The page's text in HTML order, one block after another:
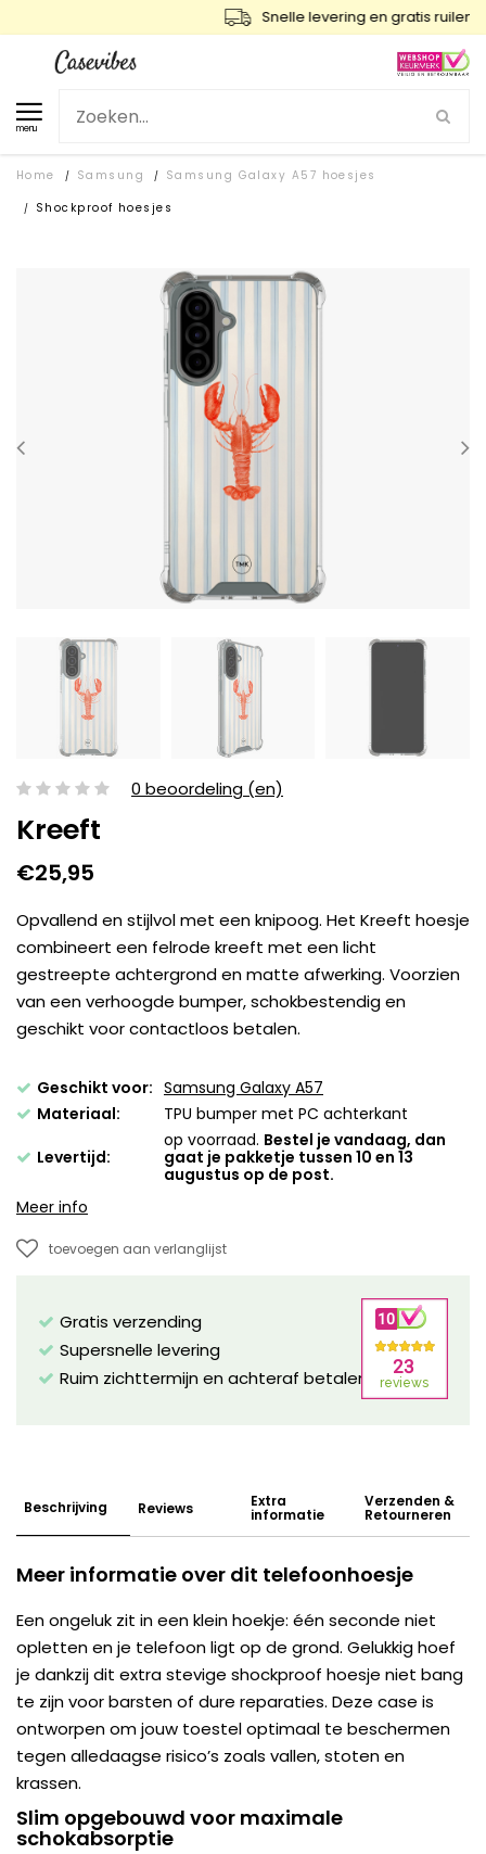
Snelle levering en gratis ruilen
menu
Home / Samsung / Samsung Galaxy A57 hoesjes
/ Shockproof hoesjes
0 beoordeling (en)
Kreeft
€25,95
Opvallend en stijlvol met een knipoog. Het Kreeft hoesje
combineert een felrode kreeft met een licht
gestreepte achtergrond en matte afwerking. Voorzien
van een verhoogde bumper, schokbestendig en
geschikt voor contactloos betalen.
Geschikt voor: Samsung Galaxy A57
Materiaal:
TPU bumper met PC achterkant
Levertijd:
op voorraad. Bestel je vandaag, dan
gaat je pakketje tussen 10 en 13
augustus op de post.
Meer info
toevoegen aan verlanglijst
Gratis verzending
Supersnelle levering
Ruim zichttermijn en achteraf betalen mogelijk!
Beschrijving Reviews Extra
informatie
Verzenden &
Retourneren
Meer informatie over dit telefoonhoesje
Een ongeluk zit in een klein hoekje: één seconde niet
opletten en je telefoon ligt op de grond. Gelukkig hoef
je dankzij dit extra stevige shockproof hoesje niet bang
te zijn voor barsten of dure reparaties. Deze case is
ontworpen om jouw toestel optimaal te beschermen
tegen alledaagse risico’s zoals vallen, stoten en
krassen.
Slim opgebouwd voor maximale
schokabsorptie